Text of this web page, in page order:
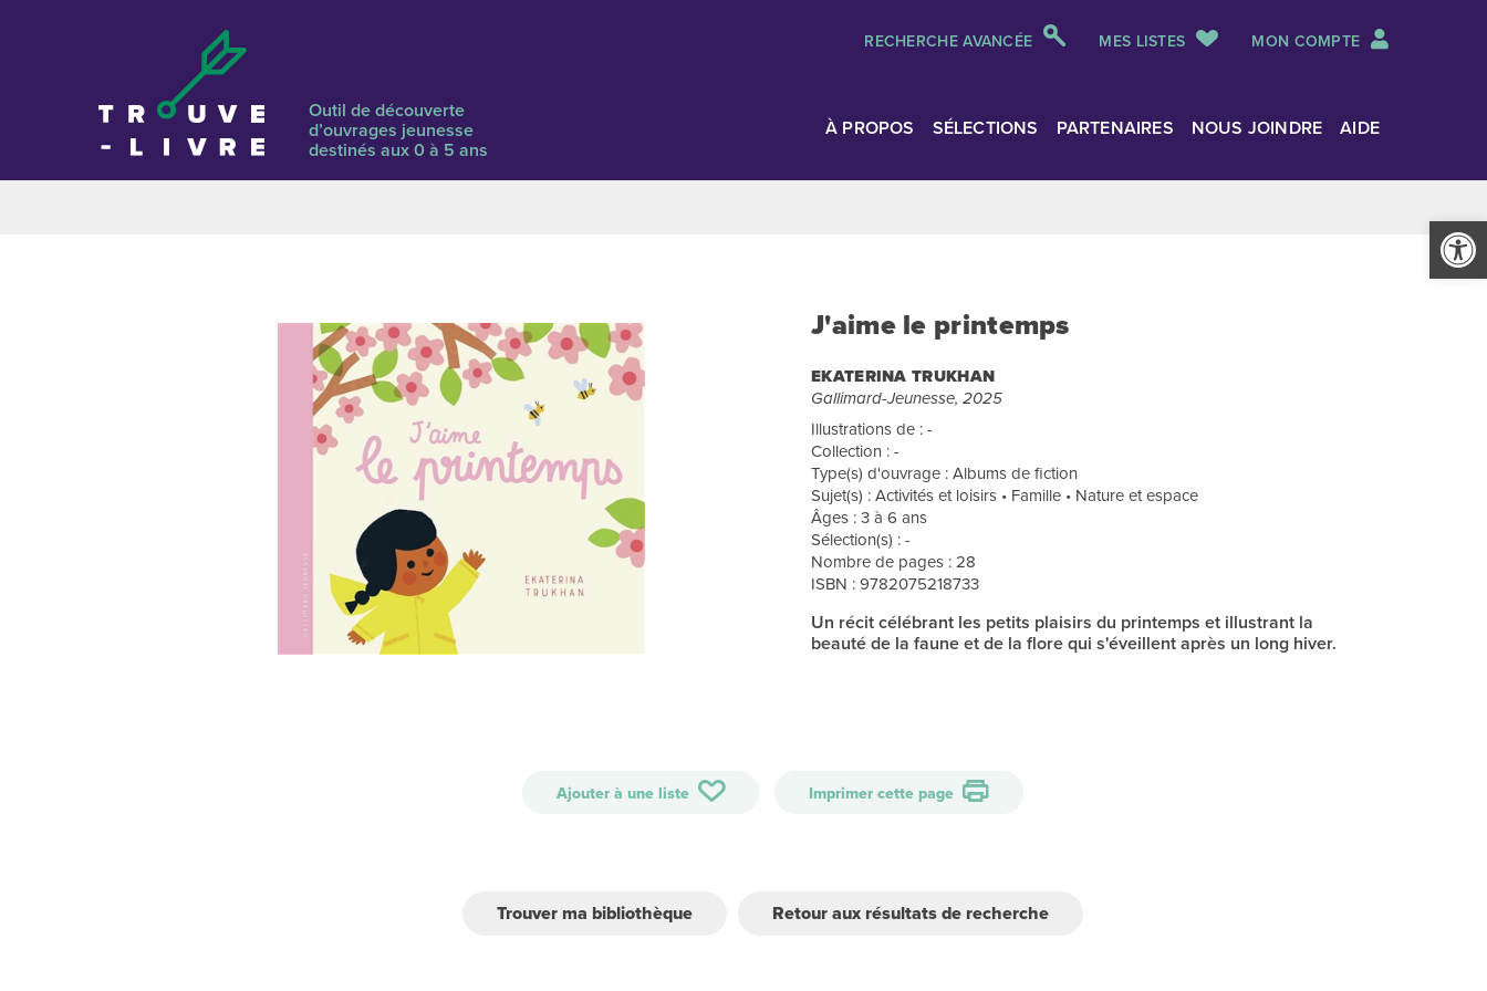
Ouvrir
RECHERCHE AVANCÉE MES LISTES MON COMPTE
Outil de découverte
d’ouvrages jeunesse
destinés aux 0 à 5 ans
À PROPOS SÉLECTIONS PARTENAIRES NOUS JOINDRE AIDE
J'aime le printemps
EKATERINA TRUKHAN
Gallimard-Jeunesse, 2025
Illustrations de : -
Collection : -
Type(s) d'ouvrage : Albums de fiction
Sujet(s) : Activités et loisirs • Famille • Nature et espace
Âges : 3 à 6 ans
Sélection(s) : -
Nombre de pages : 28
ISBN : 9782075218733
Un récit célébrant les petits plaisirs du printemps et illustrant la
beauté de la faune et de la flore qui s'éveillent après un long hiver.
Ajouter à une liste Imprimer cette page
Trouver ma bibliothèque Retour aux résultats de recherche